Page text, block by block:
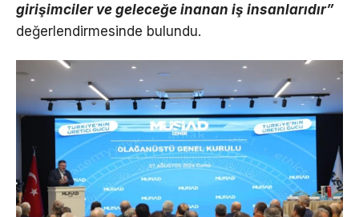
girişimciler ve geleceğe inanan iş insanlarıdır”
değerlendirmesinde bulundu.